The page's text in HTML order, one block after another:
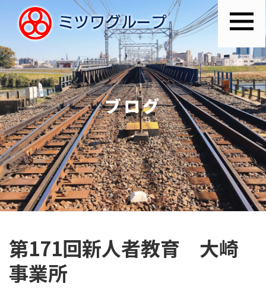
ブログ
第171回新人者教育 大崎
事業所